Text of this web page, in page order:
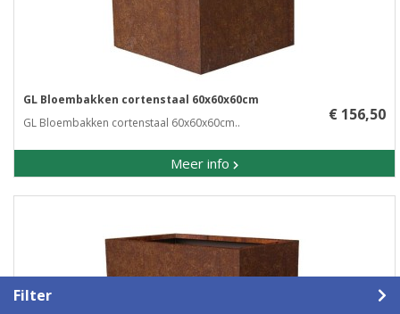
Filter
GL Bloembakken cortenstaal 60x60x60cm
GL Bloembakken cortenstaal 60x60x60cm..
Meer info
€ 156,50